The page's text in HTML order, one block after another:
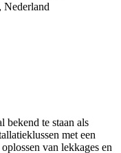
Nederland
te staan als
met een
van lekkages en